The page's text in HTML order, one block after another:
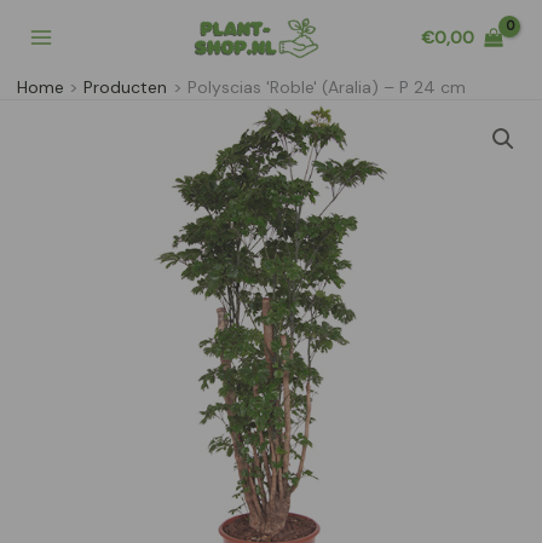
naar
inhoud
€0,00
Home Producten Polyscias 'Roble' (Aralia) – P 24 cm